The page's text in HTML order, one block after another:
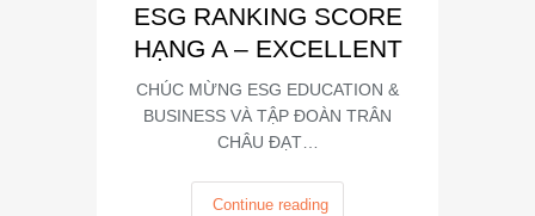
ESG RANKING SCORE
HẠNG A – EXCELLENT
CHÚC MỪNG ESG EDUCATION &
BUSINESS VÀ TẬP ĐOÀN TRÂN
CHÂU ĐẠT…
Continue reading